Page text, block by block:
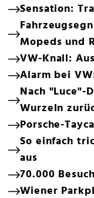
Sensation:
Mopeds und
VW-Knall:
Alarm bei
Nach "Luce"-
Wurzeln
Porsche-
So einfach
aus
70.000
Wiener